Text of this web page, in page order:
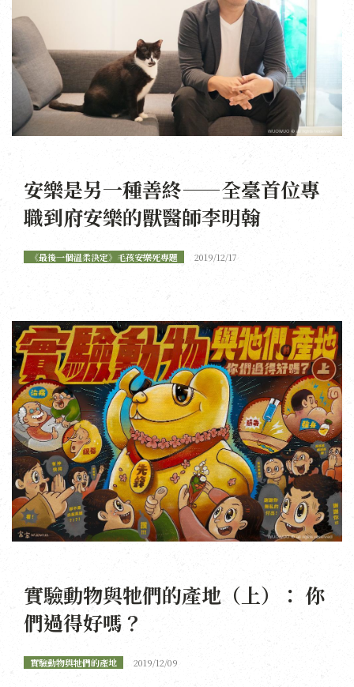
安樂是另一種善終——全臺首位專
職到府安樂的獸醫師李明翰
《最後一個溫柔決定》毛孩安樂死專題 2019/12/17
實驗動物與牠們的產地（上）： 你
們過得好嗎？
實驗動物與牠們的產地 2019/12/09